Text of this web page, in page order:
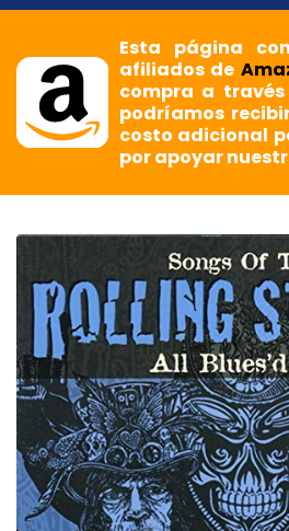
Esta página
afiliados de
compra a
podríamos
costo adicional
por apoyar